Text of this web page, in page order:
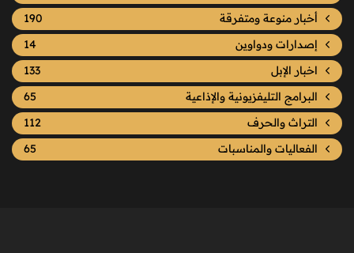
أخبار منوعة ومتفرقة
190
إصدارات ودواوين
14
اخبار الإبل
133
البرامج التليفزيونية والإذاعية
65
التراث والحرف
112
الفعاليات والمناسبات
65